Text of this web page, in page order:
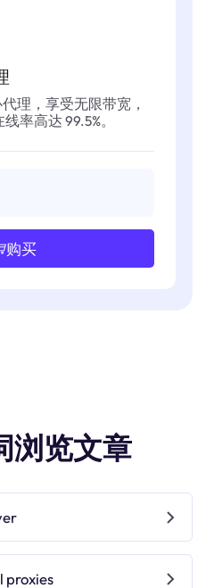
理，享受无限带宽，
率高达 99.5%。
购买
浏览文章
proxies